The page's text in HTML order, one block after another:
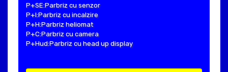
P+SE:Parbriz cu senzor
P+I:Parbriz cu incalzire
P+H:Parbriz heliomat
P+C:Parbriz cu camera
P+Hud:Parbriz cu head up display